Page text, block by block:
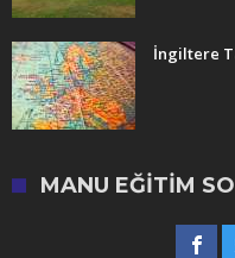
İngiltere
MANU EĞITIM